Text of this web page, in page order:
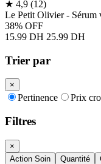
★ 4,9 (12)
Le Petit Olivier - Sérum
38% OFF
15.99 DH 25.99 DH
Trier par
×
Pertinence Prix
Filtres
×
Action Soin
Quantité